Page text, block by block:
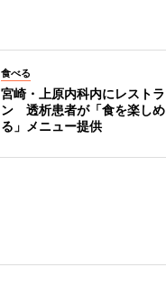
食べる
宮崎・上原内科内にレストラ
ン 透析患者が「食を楽しめ
る」メニュー提供